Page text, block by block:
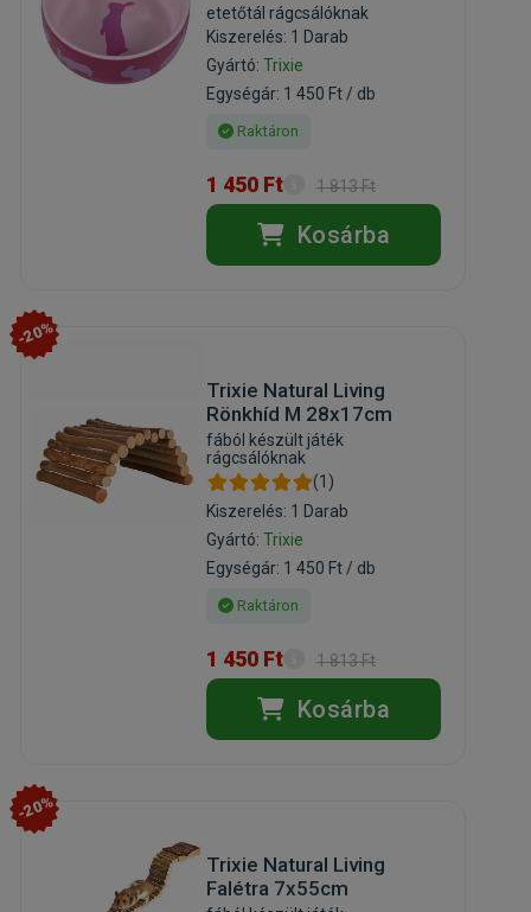
etetőtál rágcsálóknak
Kiszerelés: 1 Darab
Gyártó: Trixie
Egységár: 1 450 Ft / db
Raktáron
1 450 Ft 1 813 Ft
Kosárba
-20%
Trixie Natural Living
Rönkhíd M 28x17cm
fából készült játék
rágcsálóknak
(1)
Kiszerelés: 1 Darab
Gyártó: Trixie
Egységár: 1 450 Ft / db
Raktáron
1 450 Ft 1 813 Ft
Kosárba
-20%
Trixie Natural Living
Falétra 7x55cm